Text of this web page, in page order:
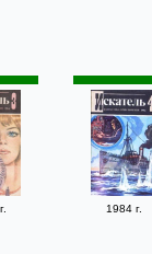
1984 г.